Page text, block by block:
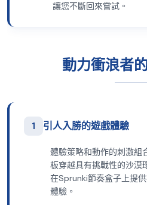
讓您不斷回來嘗試。
動力衝浪者
1 引人入勝的遊戲體驗
體驗策略和動作的刺激組
板穿越具有挑戰性的沙漠
在Sprunki節奏盒子上提
體驗。